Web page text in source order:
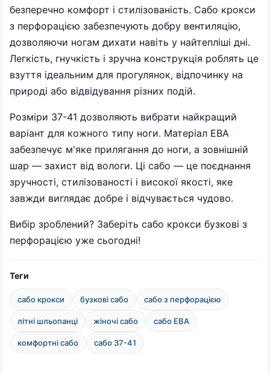
безперечно комфорт і стилізованість. Сабо крокси
з перфорацією забезпечують добру вентиляцію,
дозволяючи ногам дихати навіть у найтепліші дні.
Легкість, гнучкість і зручна конструкція роблять це
взуття ідеальним для прогулянок, відпочинку на
природі або відвідування різних подій.
Розміри 37-41 дозволяють вибрати найкращий
варіант для кожного типу ноги. Матеріал ЕВА
забезпечує м'яке прилягання до ноги, а зовнішній
шар — захист від вологи. Ці сабо — це поєднання
зручності, стилізованості і високої якості, яке
завжди виглядає добре і відчувається чудово.
Вибір зроблений? Заберіть сабо крокси бузкові з
перфорацією уже сьогодні!
Теги
сабо крокси бузкові сабо сабо з перфорацією
літні шльопанці жіночі сабо сабо ЕВА
комфортні сабо сабо 37-41